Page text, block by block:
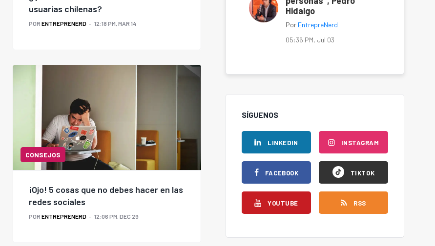
usuarias chilenas?
POR ENTREPRENERD 12:18 PM, MAR 14
CONSEJOS
¡Ojo! 5 cosas que no debes hacer en las
redes sociales
POR ENTREPRENERD 12:06 PM, DEC 29
Hidalgo
Por EntrepreNerd
05:36 PM, Jul 03
SÍGUENOS
LINKEDIN
FACEBOOK
YOUTUBE
INSTAGRAM
TIKTOK
RSS